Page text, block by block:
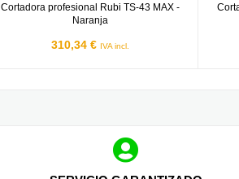
Cortadora profesional Rubi TS-43 MAX -
Naranja
310,34 € IVA incl.